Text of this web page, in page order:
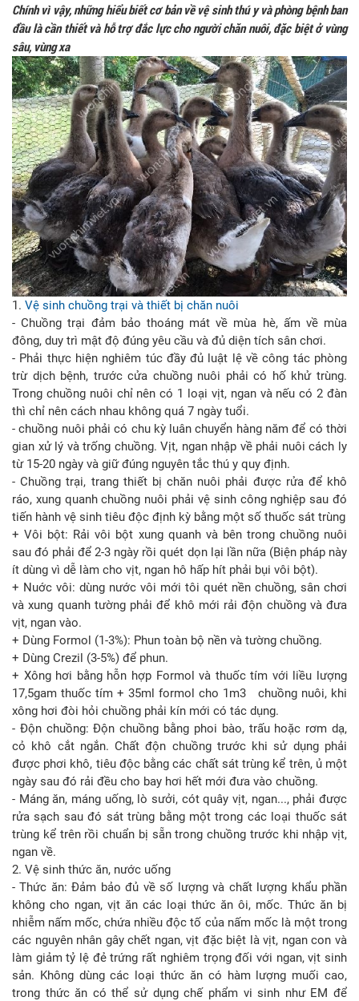
Chính vì vậy, những hiểu biết cơ bản về vệ sinh thú y và phòng bệnh ban
đầu là cần thiết và hỗ trợ đắc lực cho người chăn nuôi, đặc biệt ở vùng
sâu, vùng xa
1. Vệ sinh chuồng trại và thiết bị chăn nuôi
- Chuồng trại đảm bảo thoáng mát về mùa hè, ấm về mùa
đông, duy trì mật độ đúng yêu cầu và đủ diện tích sân chơi.
- Phải thực hiện nghiêm túc đầy đủ luật lệ về công tác phòng
trừ dịch bệnh, trước cửa chuồng nuôi phải có hố khử trùng.
Trong chuồng nuôi chỉ nên có 1 loại vịt, ngan và nếu có 2 đàn
thì chỉ nên cách nhau không quá 7 ngày tuổi.
- chuồng nuôi phải có chu kỳ luân chuyển hàng năm để có thời
gian xử lý và trống chuồng. Vịt, ngan nhập về phải nuôi cách ly
từ 15-20 ngày và giữ đúng nguyên tắc thú y quy định.
- Chuồng trại, trang thiết bị chăn nuôi phải được rửa để khô
ráo, xung quanh chuồng nuôi phải vệ sinh công nghiệp sau đó
tiến hành vệ sinh tiêu độc định kỳ bằng một số thuốc sát trùng
+ Vôi bột: Rải vôi bột xung quanh và bên trong chuồng nuôi
sau đó phải để 2-3 ngày rồi quét dọn lại lần nữa (Biện pháp này
ít dùng vì dễ làm cho vịt, ngan hô hấp hít phải bụi vôi bột).
+ Nuớc vôi: dùng nước vôi mới tôi quét nền chuồng, sân chơi
và xung quanh tường phải để khô mới rải độn chuồng và đưa
vịt, ngan vào.
+ Dùng Formol (1-3%): Phun toàn bộ nền và tường chuồng.
+ Dùng Crezil (3-5%) để phun.
+ Xông hơi bằng hỗn hợp Formol và thuốc tím với liều lượng
17,5gam thuốc tím + 35ml formol cho 1m3 chuồng nuôi, khi
xông hơi đòi hỏi chuồng phải kín mới có tác dụng.
- Độn chuồng: Độn chuồng bằng phoi bào, trấu hoặc rơm dạ,
cỏ khô cắt ngắn. Chất độn chuồng trước khi sử dụng phải
được phơi khô, tiêu độc bằng các chất sát trùng kể trên, ủ một
ngày sau đó rải đều cho bay hơi hết mới đưa vào chuồng.
- Máng ăn, máng uống, lò sưởi, cót quây vịt, ngan..., phải được
rửa sạch sau đó sát trùng bằng một trong các loại thuốc sát
trùng kể trên rồi chuẩn bị sẵn trong chuồng trước khi nhập vịt,
ngan về.
2. Vệ sinh thức ăn, nước uống
- Thức ăn: Đảm bảo đủ về số lượng và chất lượng khẩu phần
không cho ngan, vịt ăn các loại thức ăn ôi, mốc. Thức ăn bị
nhiễm nấm mốc, chứa nhiều độc tố của nấm mốc là một trong
các nguyên nhân gây chết ngan, vịt đặc biệt là vịt, ngan con và
làm giảm tỷ lệ đẻ trứng rất nghiêm trọng đối với ngan, vịt sinh
sản. Không dùng các loại thức ăn có hàm lượng muối cao,
trong thức ăn có thể sử dụng chế phẩm vi sinh như EM để